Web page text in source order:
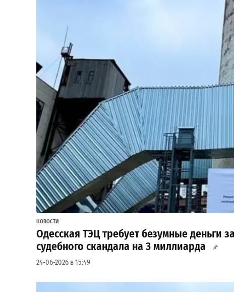
НОВОСТИ
Одесская ТЭЦ требует безумные деньги
судебного скандала на 3 миллиарда
24-06-2026 в 15:49